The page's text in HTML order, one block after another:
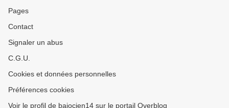
Pages
Contact
Signaler un abus
C.G.U.
Cookies et données personnelles
Préférences cookies
Voir le profil de bajocien14 sur le portail Overblog